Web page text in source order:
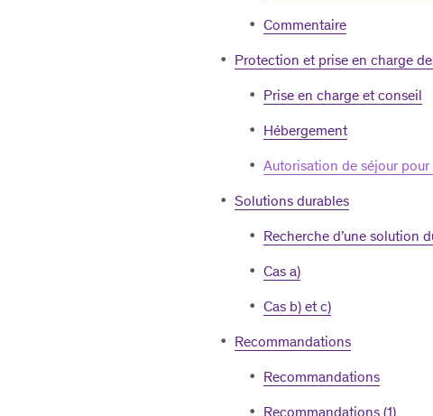
Commentaire
Protection et prise en charge
Prise en charge et conseil
Hébergement
Autorisation de séjour
Solutions durables
Recherche d’une solution
Cas a)
Cas b) et c)
Recommandations
Recommandations
Recommandations (1)